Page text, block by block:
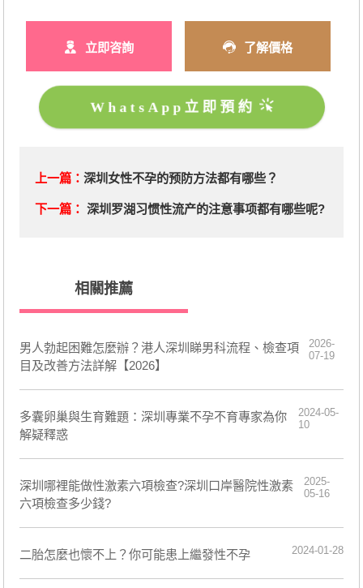
立即咨詢 了解價格
WhatsApp立即預約
上一篇： 深圳女性不孕的预防方法都有哪些？
下一篇： 深圳罗湖习惯性流产的注意事项都有哪些呢?
相關推薦
男人勃起困難怎麼辦？港人深圳睇男科流程、檢查項
目及改善方法詳解【2026】
2026-
07-19
​多囊卵巢與生育難題：深圳專業不孕不育專家為你
解疑釋惑
2024-05-
10
深圳哪裡能做性激素六項檢查?深圳口岸醫院性激素
六項檢查多少錢?
2025-
05-16
二胎怎麼也懷不上？你可能患上繼發性不孕 2024-01-28